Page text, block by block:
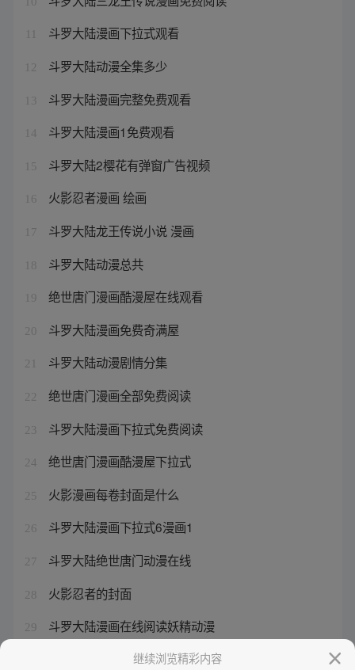
斗罗大陆漫画下拉式观看
12 斗罗大陆动漫全集多少
13 斗罗大陆漫画完整免费观看
14 斗罗大陆漫画1免费观看
15 斗罗大陆2樱花有弹窗广告视频
16 火影忍者漫画 绘画
17 斗罗大陆龙王传说小说 漫画
18 斗罗大陆动漫总共
19 绝世唐门漫画酷漫屋在线观看
20 斗罗大陆漫画免费奇满屋
21 斗罗大陆动漫剧情分集
22 绝世唐门漫画全部免费阅读
23 斗罗大陆漫画下拉式免费阅读
24 绝世唐门漫画酷漫屋下拉式
25 火影漫画每卷封面是什么
26 斗罗大陆漫画下拉式6漫画1
27 斗罗大陆绝世唐门动漫在线
28 火影忍者的封面
29 斗罗大陆漫画在线阅读妖精动漫
斗罗大陆2漫画玄幻漫画免费阅读
继续浏览精彩内容